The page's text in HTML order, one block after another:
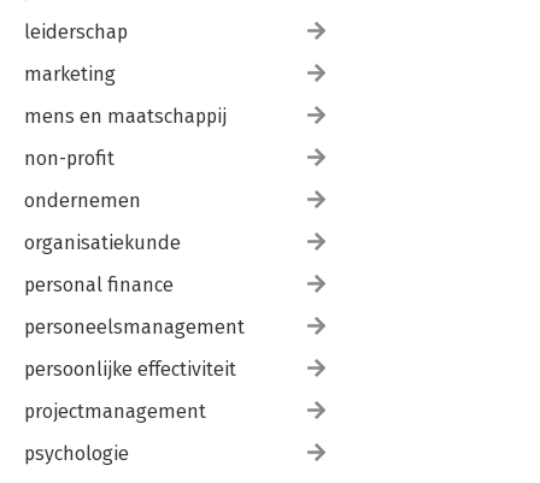
leiderschap
marketing
mens en maatschappij
non-profit
ondernemen
organisatiekunde
personal finance
personeelsmanagement
persoonlijke effectiviteit
projectmanagement
psychologie